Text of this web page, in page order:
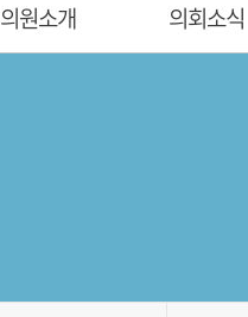
의원소개 의회소식